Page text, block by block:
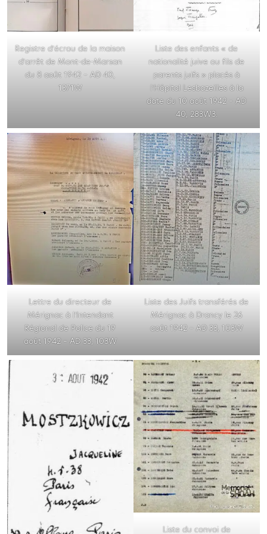
Registre d’écrou de la maison
d’arrêt de Mont-de-Marsan
du 8 août 1942 – AD 40,
1371W
Liste des enfants « de
nationalité juive ou fils de
parents juifs » placés à
l’Hôpital Lesbazeilles à la
date du 10 août 1942 – AD
40, 283W3.
Lettre du directeur de
Mérignac à l’Intendant
Régional de Police du 19
août 1942 – AD 33, 103W
Liste des Juifs transférés de
Mérignac à Drancy le 26
août 1942 – AD 33, 103W
Liste du convoi de